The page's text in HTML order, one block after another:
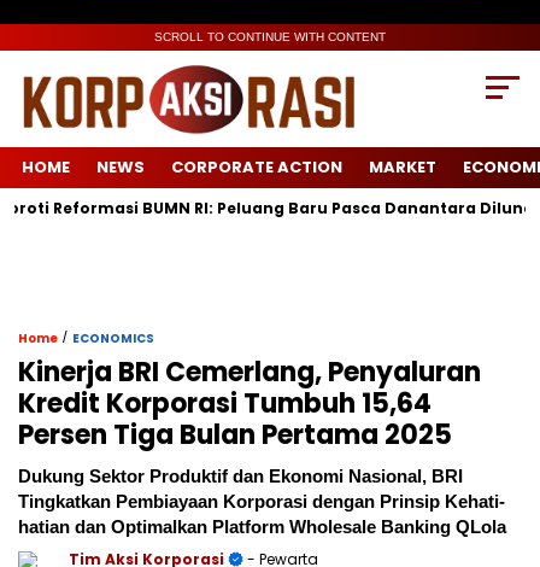
SCROLL TO CONTINUE WITH CONTENT
HOME NEWS CORPORATE ACTION MARKET
BUMN RI: Peluang Baru Pasca Danantara Diluncurkan
Home / ECONOMICS
Kinerja BRI Cemerlang, Penyaluran
Kredit Korporasi Tumbuh 15,64
Persen Tiga Bulan Pertama 2025
Dukung Sektor Produktif dan Ekonomi Nasional, BRI
Tingkatkan Pembiayaan Korporasi dengan Prinsip Kehati-
hatian dan Optimalkan Platform Wholesale Banking QLola
Tim Aksi Korporasi
- Pewarta